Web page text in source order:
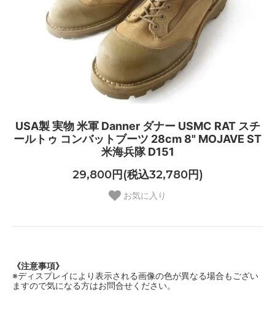
USA製 実物 米軍 Danner ダナー USMC RAT スチ
ールトゥ コンバットブーツ 28cm 8" MOJAVE ST
米海兵隊 D151
29,800円(税込32,780円)
お気に入り
《注意事項》
※ディスプレイにより表示される画像の色が異なる場合もござい
ますので気になる方はお問合せください。